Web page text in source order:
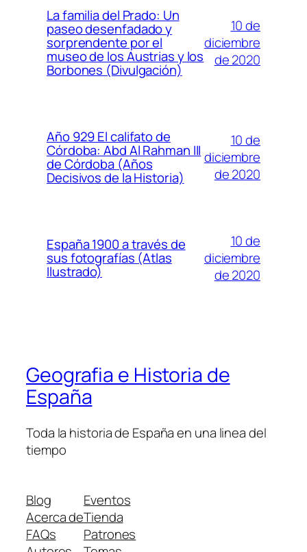
La familia del Prado: Un
paseo desenfadado y
sorprendente por el
museo de los Austrias y los
Borbones (Divulgación)
10 de
diciembre
de 2020
Año 929 El califato de
Córdoba: Abd Al Rahman III
de Córdoba (Años
Decisivos de la Historia)
10 de
diciembre
de 2020
España 1900 a través de
sus fotografías (Atlas
Ilustrado)
10 de
diciembre
de 2020
Geografia e Historia de
España
Toda la historia de España en una linea del
tiempo
Blog
Acerca de
FAQs
Eventos
Tienda
Patrones